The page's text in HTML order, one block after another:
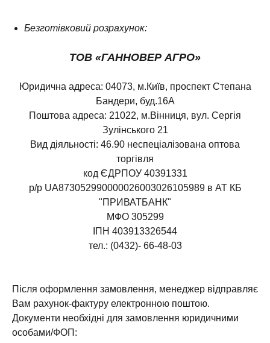
Безготівковий розрахунок:
ТОВ «ГАННОВЕР АГРО»
Юридична адреса: 04073, м.Київ, проспект Степана
Бандери, буд.16А
Поштова адреса: 21022, м.Вінниця, вул. Сергія
Зулінського 21
Вид діяльності: 46.90 неспеціалізована оптова
торгівля
код ЄДРПОУ 40391331
р/р UA873052990000026003026105989 в АТ КБ
"ПРИВАТБАНК"
МФО 305299
ІПН 403913326544
тел.: (0432)- 66-48-03
Після оформлення замовлення, менеджер відправляє
Вам рахунок-фактуру електронною поштою.
Документи необхідні для замовлення юридичними
особами/ФОП: